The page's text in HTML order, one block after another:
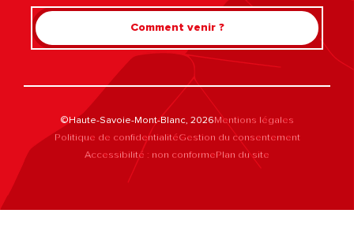
Comment venir ?
©Haute-Savoie-Mont-Blanc, 2026Mentions légales
Politique de confidentialitéGestion du consentement
Accessibilité : non conformePlan du site